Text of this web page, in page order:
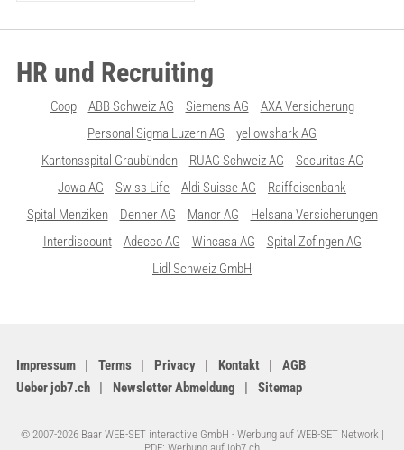
HR und Recruiting
Coop ABB Schweiz AG Siemens AG
AXA Versicherung
Personal Sigma Luzern AG
yellowshark AG
Kantonsspital Graubünden
RUAG Schweiz AG
Securitas AG
Jowa AG
Swiss Life Aldi Suisse AG
Raiffeisenbank
Spital Menziken
Denner AG Manor AG
Helsana Versicherungen
Interdiscount
Adecco AG Wincasa AG
Spital Zofingen AG
Lidl Schweiz GmbH
Impressum Terms Privacy Kontakt
AGB
Ueber job7.ch
Newsletter Abmeldung Sitemap
© 2007-2026 Baar WEB-SET interactive GmbH - Werbung auf WEB-SET Network |